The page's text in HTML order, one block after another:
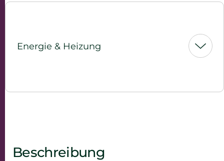
Energie & Heizung
Beschreibung